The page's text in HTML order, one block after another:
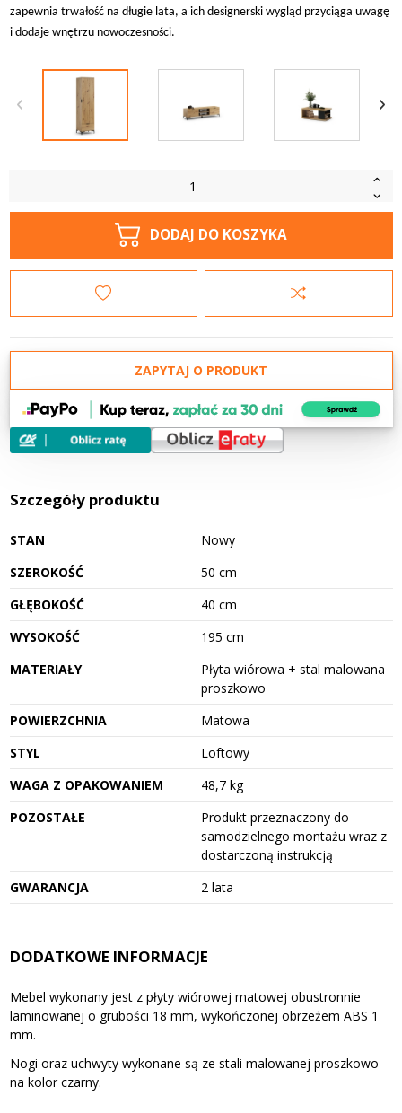
zapewnia trwałość na długie lata, a ich designerski wygląd przyciąga uwagę
i dodaje wnętrzu nowoczesności.
DODAJ DO KOSZYKA
ZAPYTAJ O PRODUKT
Szczegóły produktu
STAN
Nowy
SZEROKOŚĆ
50 cm
GŁĘBOKOŚĆ
40 cm
WYSOKOŚĆ
195 cm
MATERIAŁY
Płyta wiórowa + stal malowana
proszkowo
POWIERZCHNIA
Matowa
STYL
Loftowy
WAGA Z OPAKOWANIEM
48,7 kg
POZOSTAŁE
Produkt przeznaczony do
samodzielnego montażu wraz z
dostarczoną instrukcją
GWARANCJA
2 lata
DODATKOWE INFORMACJE
Mebel wykonany jest z płyty wiórowej matowej obustronnie
laminowanej o grubości 18 mm, wykończonej obrzeżem ABS 1
mm.
Nogi oraz uchwyty wykonane są ze stali malowanej proszkowo
na kolor czarny.